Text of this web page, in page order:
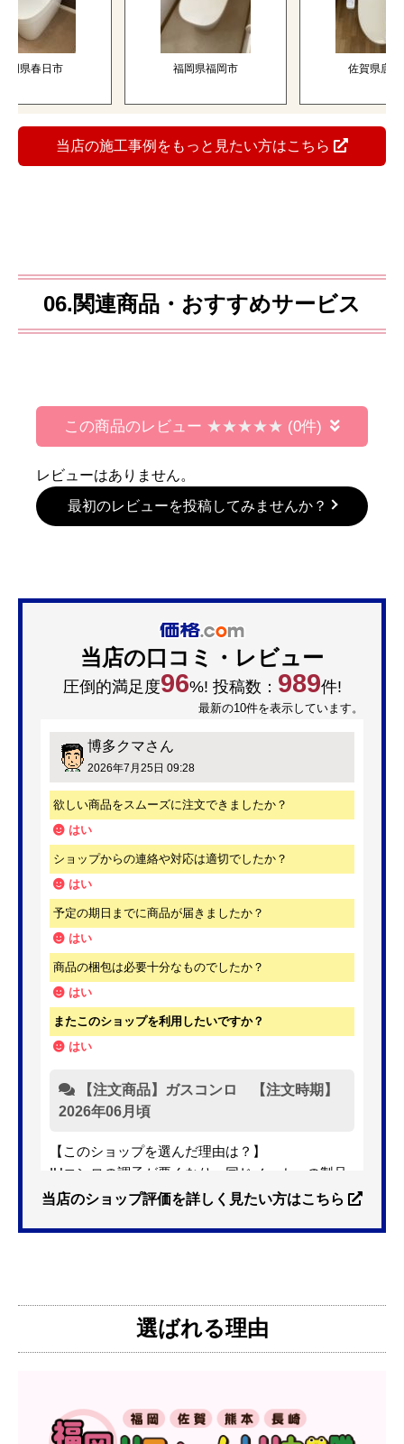
春日市 福岡県福岡市 佐賀県唐津市
当店の施工事例をもっと見たい方はこちら
06.関連商品・おすすめサービス
この商品のレビュー (0件)
レビューはありません。
最初のレビューを投稿してみませんか？
当店の口コミ・レビュー
圧倒的満足度96%! 投稿数： 989件!
最新の10件を表示しています。
博多クマさん
2026年7月25日 09:28
欲しい商品をスムーズに注文できましたか？
はい
ショップからの連絡や対応は適切でしたか？
はい
予定の期日までに商品が届きましたか？
はい
商品の梱包は必要十分なものでしたか？
はい
またこのショップを利用したいですか？
はい
【注文商品】ガスコンロ 【注文時期】
2026年06月頃
【このショップを選んだ理由は？】
IHコンロの調子が悪くなり、同じメーカーの製品
を探していました。ただ、3口から2口のものへ変
は需要が少なく製品によっては割高になるとのこ
ろ、希望した製品が量販店よりかなり安い価格で
あったので購入いたしました。
【その他感想・コメント】
当店のショップ評価を詳しく見たい方はこちら
選ばれる理由